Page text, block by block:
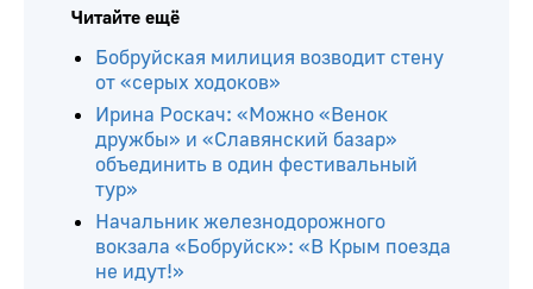
Читайте ещё
Бобруйская милиция возводит стену
от «серых ходоков»
Ирина Роскач: «Можно «Венок
дружбы» и «Славянский базар»
объединить в один фестивальный
тур»
Начальник железнодорожного
вокзала «Бобруйск»: «В Крым поезда
не идут!»